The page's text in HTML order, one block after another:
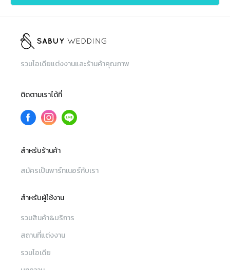
รวมไอเดียแต่งงานและร้านค้าคุณภาพ
ติดตามเราได้ที่
สำหรับร้านค้า
สมัครเป็นพาร์ทเนอร์กับเรา
สำหรับผู้ใช้งาน
รวมสินค้า&บริการ
สถานที่แต่งงาน
รวมไอเดีย